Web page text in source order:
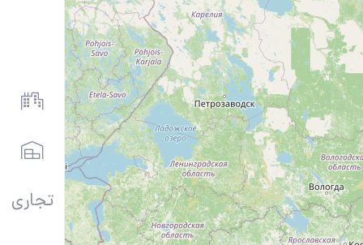
تجاری